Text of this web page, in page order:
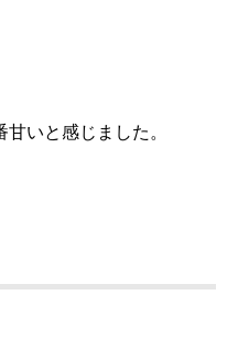
いと感じました。